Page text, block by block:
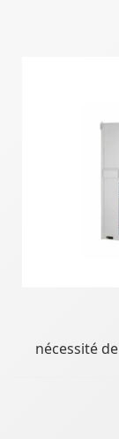
nécessité de